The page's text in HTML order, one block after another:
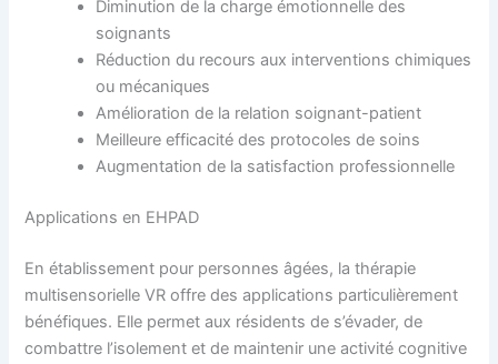
Diminution de la charge émotionnelle des
soignants
Réduction du recours aux interventions chimiques
ou mécaniques
Amélioration de la relation soignant-patient
Meilleure efficacité des protocoles de soins
Augmentation de la satisfaction professionnelle
Applications en EHPAD
En établissement pour personnes âgées, la thérapie
multisensorielle VR offre des applications particulièrement
bénéfiques. Elle permet aux résidents de s’évader, de
combattre l’isolement et de maintenir une activité cognitive